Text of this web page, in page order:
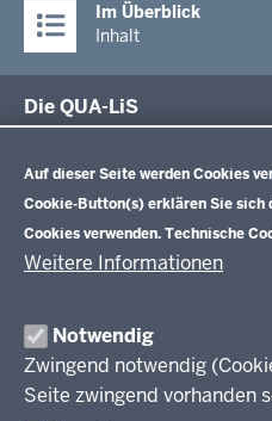
Auf dieser Seite werden Cookies
Cookie-Button(s) erklären Sie sich
Cookies verwenden. Technische
Weitere Informationen
Notwendig
Zwingend notwendig
Seite zwingend vorhanden
Im Überblick
Inhalt
Die QUA-LiS
Veröffentlichungen
Leitbild
Stellenangebote
Über uns
Schulentwicklung NRW
Schulentwicklung
Unterricht
Professionalisierung
Standardsicherung NRW
Berufsbildung NRW